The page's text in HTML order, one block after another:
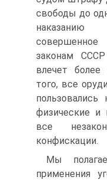
свободы до
совершенное
законам
влечет более
того, все
физические и
все
конфискации.
Мы
применения